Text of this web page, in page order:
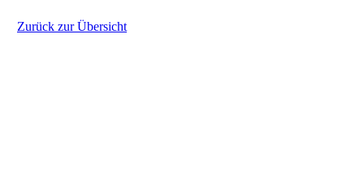
Zurück zur Übersicht